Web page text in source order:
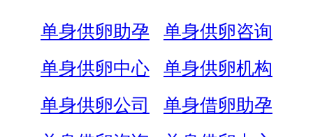
单身供卵助孕
单身供卵咨询
单身供卵中心
单身供卵机构
单身供卵公司
单身借卵助孕